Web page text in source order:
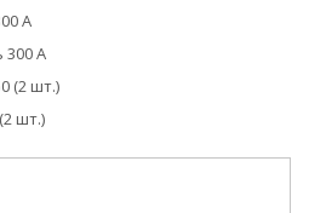
А
300 А
(2 шт.)
шт.)